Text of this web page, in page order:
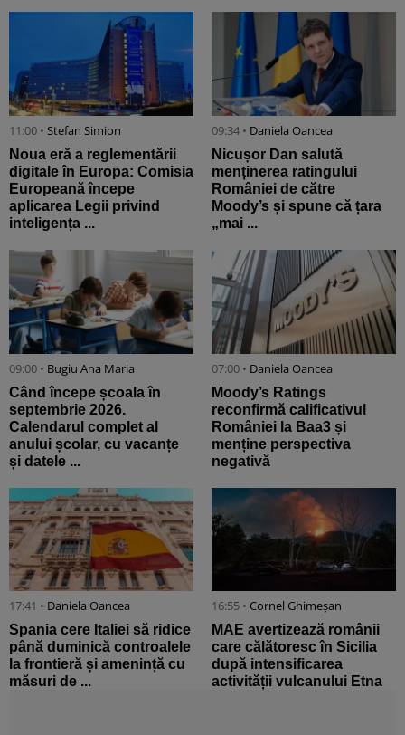
11:00 • Stefan Simion
Noua eră a reglementării
digitale în Europa: Comisia
Europeană începe
aplicarea Legii privind
inteligența ...
09:34 • Daniela Oancea
Nicușor Dan salută
menținerea ratingului
României de către
Moody’s și spune că țara
„mai ...
09:00 • Bugiu ⁠Ana Maria
Când începe școala în
septembrie 2026.
Calendarul complet al
anului școlar, cu vacanțe
și datele ...
07:00 • Daniela Oancea
Moody’s Ratings
reconfirmă calificativul
României la Baa3 și
menține perspectiva
negativă
17:41 • Daniela Oancea
Spania cere Italiei să ridice
până duminică controalele
la frontieră și amenință cu
măsuri de ...
16:55 • Cornel Ghimeșan
MAE avertizează românii
care călătoresc în Sicilia
după intensificarea
activității vulcanului Etna